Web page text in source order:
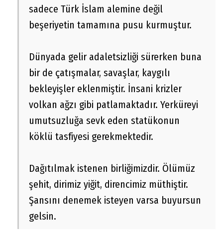
sadece Türk İslam alemine değil
beşeriyetin tamamına pusu kurmuştur.
Dünyada gelir adaletsizliği sürerken buna
bir de çatışmalar, savaşlar, kaygılı
bekleyişler eklenmiştir. İnsani krizler
volkan ağzı gibi patlamaktadır. Yerküreyi
umutsuzluğa sevk eden statükonun
köklü tasfiyesi gerekmektedir.
Dağıtılmak istenen birliğimizdir. Ölümüz
şehit, dirimiz yiğit, direncimiz müthiştir.
Şansını denemek isteyen varsa buyursun
gelsin.